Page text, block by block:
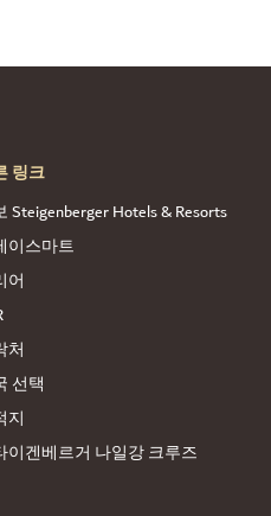
링크
Steigenberger Hotels & Resorts
이스마트
어
처
선택
지
이겐베르거 나일강 크루즈